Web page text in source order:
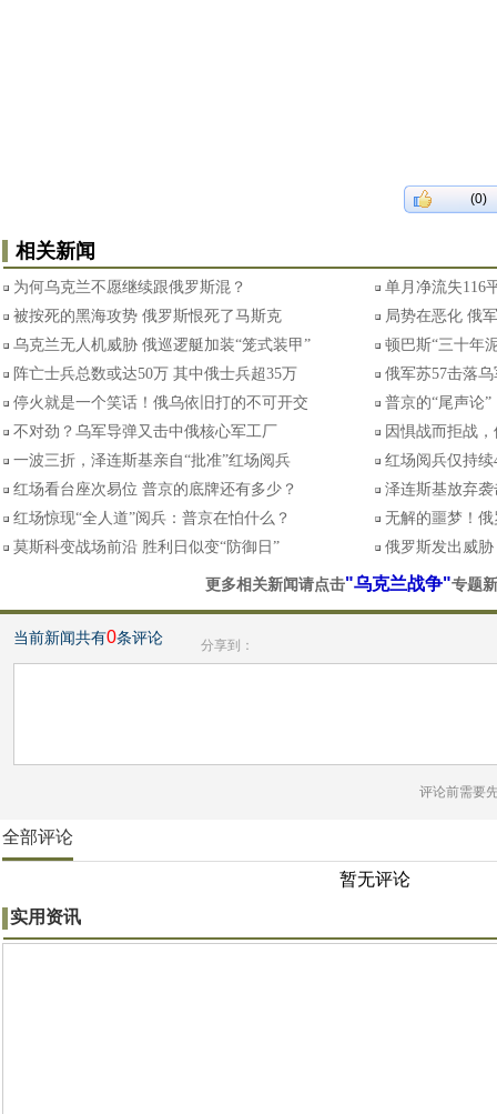
(0)
相关新闻
为何乌克兰不愿继续跟俄罗斯混？
单月净流失116
被按死的黑海攻势 俄罗斯恨死了马斯克
局势在恶化 俄
乌克兰无人机威胁 俄巡逻艇加装“笼式装甲”
顿巴斯“三十年
阵亡士兵总数或达50万 其中俄士兵超35万
俄军苏57击落
停火就是一个笑话！俄乌依旧打的不可开交
普京的“尾声论
不对劲？乌军导弹又击中俄核心军工厂
因惧战而拒战
一波三折，泽连斯基亲自“批准”红场阅兵
红场阅兵仅持
红场看台座次易位 普京的底牌还有多少？
泽连斯基放弃
红场惊现“全人道”阅兵：普京在怕什么？
无解的噩梦！
莫斯科变战场前沿 胜利日似变“防御日”
俄罗斯发出威
更多相关新闻请点击"乌克兰战争"专题
当前新闻共有0条评论 分享到：
评论前需要
全部评论
暂无评论
实用资讯